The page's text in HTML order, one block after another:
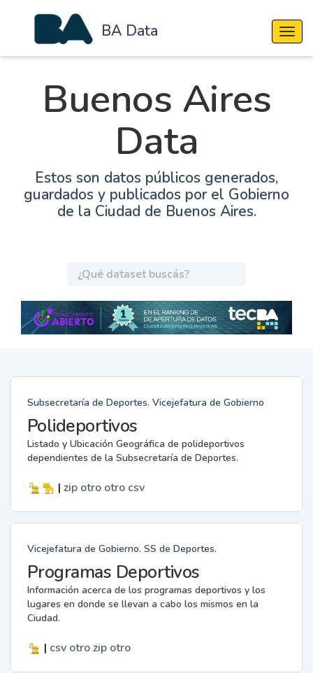
BA Data
Buenos Aires
Data
Estos son datos públicos generados,
guardados y publicados por el Gobierno
de la Ciudad de Buenos Aires.
Subsecretaría de Deportes. Vicejefatura de Gobierno
Polideportivos
Listado y Ubicación Geográfica de polideportivos
dependientes de la Subsecretaría de Deportes.
| zip otro otro csv
Vicejefatura de Gobierno. SS de Deportes.
Programas Deportivos
Información acerca de los programas deportivos y los
lugares en donde se llevan a cabo los mismos en la
Ciudad.
| csv otro zip otro